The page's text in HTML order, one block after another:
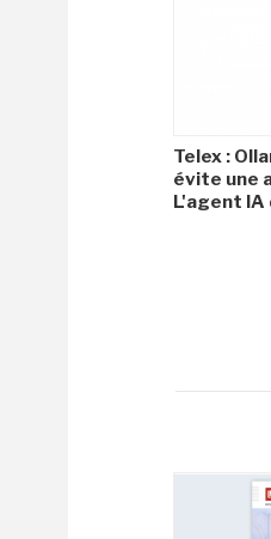
Telex :
évite une
L'agent IA